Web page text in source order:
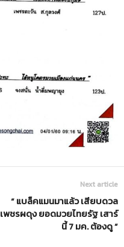
Next article
“ แบล็คแมนมาแล้ว เสียบดวล
เพชรผดุง ยอดมวยไทยรัฐ เสาร์
นี้ 7 มค. ต้องดู ”